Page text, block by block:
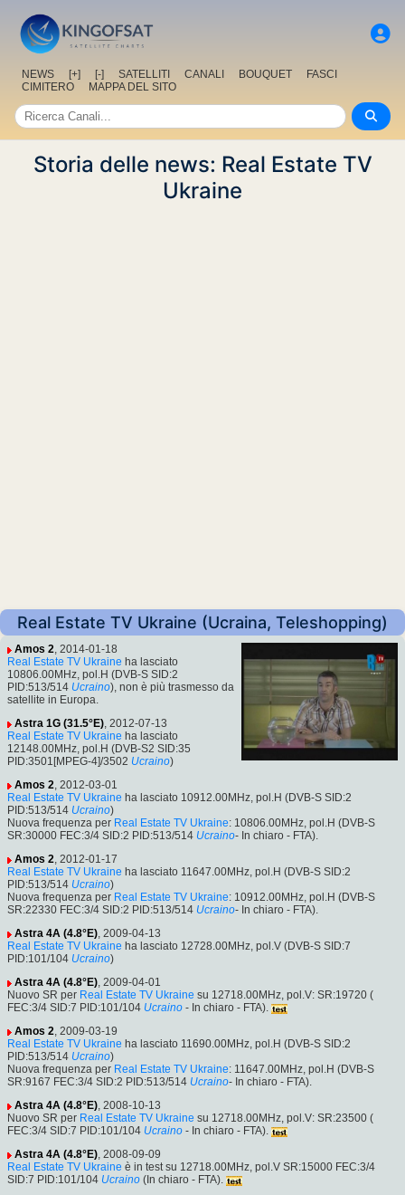
NEWS [+] [-] SATELLITI CANALI BOUQUET
FASCI
CIMITERO
MAPPA DEL SITO
Storia delle news: Real Estate TV
Ukraine
Real Estate TV Ukraine (Ucraina, Teleshopping)
Amos 2, 2014-01-18
Real Estate TV Ukraine ha lasciato
10806.00MHz, pol.H (DVB-S SID:2
PID:513/514 Ucraino), non è più trasmesso da
satellite in Europa.
Astra 1G (31.5°E), 2012-07-13
Real Estate TV Ukraine ha lasciato
12148.00MHz, pol.H (DVB-S2 SID:35
PID:3501[MPEG-4]/3502 Ucraino)
Amos 2, 2012-03-01
Real Estate TV Ukraine ha lasciato 10912.00MHz, pol.H (DVB-S SID:2
PID:513/514 Ucraino)
Nuova frequenza per Real Estate TV Ukraine: 10806.00MHz, pol.H (DVB-S
SR:30000 FEC:3/4 SID:2 PID:513/514 Ucraino- In chiaro - FTA).
Amos 2, 2012-01-17
Real Estate TV Ukraine ha lasciato 11647.00MHz, pol.H (DVB-S SID:2
PID:513/514 Ucraino)
Nuova frequenza per Real Estate TV Ukraine: 10912.00MHz, pol.H (DVB-S
SR:22330 FEC:3/4 SID:2 PID:513/514 Ucraino- In chiaro - FTA).
Astra 4A (4.8°E), 2009-04-13
Real Estate TV Ukraine ha lasciato 12728.00MHz, pol.V (DVB-S SID:7
PID:101/104 Ucraino)
Astra 4A (4.8°E), 2009-04-01
Nuovo SR per Real Estate TV Ukraine su 12718.00MHz, pol.V: SR:19720 (
FEC:3/4 SID:7 PID:101/104 Ucraino - In chiaro - FTA).
Amos 2, 2009-03-19
Real Estate TV Ukraine ha lasciato 11690.00MHz, pol.H (DVB-S SID:2
PID:513/514 Ucraino)
Nuova frequenza per Real Estate TV Ukraine: 11647.00MHz, pol.H (DVB-S
SR:9167 FEC:3/4 SID:2 PID:513/514 Ucraino- In chiaro - FTA).
Astra 4A (4.8°E), 2008-10-13
Nuovo SR per Real Estate TV Ukraine su 12718.00MHz, pol.V: SR:23500 (
FEC:3/4 SID:7 PID:101/104 Ucraino - In chiaro - FTA).
Astra 4A (4.8°E), 2008-09-09
Real Estate TV Ukraine è in test su 12718.00MHz, pol.V SR:15000 FEC:3/4
SID:7 PID:101/104 Ucraino (In chiaro - FTA).